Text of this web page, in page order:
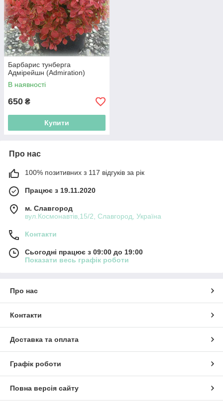
Барбарис тунберга
Адмірейшн (Admiration)
В наявності
650 ₴
Купити
Про нас
100% позитивних з 117 відгуків за рік
Працює з 19.11.2020
м. Славгород
вул.Космонавтів,15/2, Славгород, Україна
Контакти
Сьогодні працює з 09:00 до 19:00
Показати весь графік роботи
Про нас
Контакти
Доставка та оплата
Графік роботи
Повна версія сайту